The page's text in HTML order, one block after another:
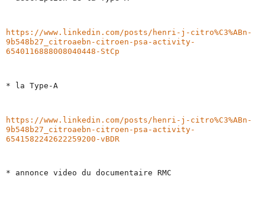
https://www.linkedin.com/posts/henri-j-citro%C3%ABn-
9b548b27_citroaebn-citroen-psa-activity-
6540116888008040448-StCp
* la Type-A
https://www.linkedin.com/posts/henri-j-citro%C3%ABn-
9b548b27_citroaebn-citroen-psa-activity-
6541582242622259200-vBDR
* annonce video du documentaire RMC